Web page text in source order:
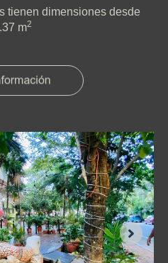
tienen dimensiones desde
m2